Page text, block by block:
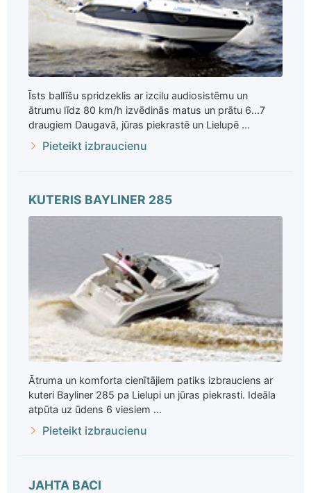
Īsts ballīšu spridzeklis ar izcilu audiosistēmu un
ātrumu līdz 80 km/h izvēdinās matus un prātu 6...7
draugiem Daugavā, jūras piekrastē un Lielupē ...
Pieteikt izbraucienu
KUTERIS BAYLINER 285
Ātruma un komforta cienītājiem patiks izbrauciens ar
kuteri Bayliner 285 pa Lielupi un jūras piekrasti. Ideāla
atpūta uz ūdens 6 viesiem ...
Pieteikt izbraucienu
JAHTA BACI